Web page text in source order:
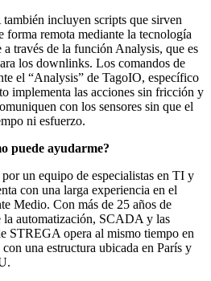
incluyen scripts que sirven
forma remota mediante la tecnología
a través de la función Analysis, que es
los downlinks. Los comandos de
el “Analysis” de TagoIO, específico
implementa las acciones sin fricción y
con los sensores sin que el
ni esfuerzo.
puede ayudarme?
un equipo de especialistas en TI y
con una larga experiencia en el
Medio. Con más de 25 años de
la automatización, SCADA y las
STREGA opera al mismo tiempo en
una estructura ubicada en París y